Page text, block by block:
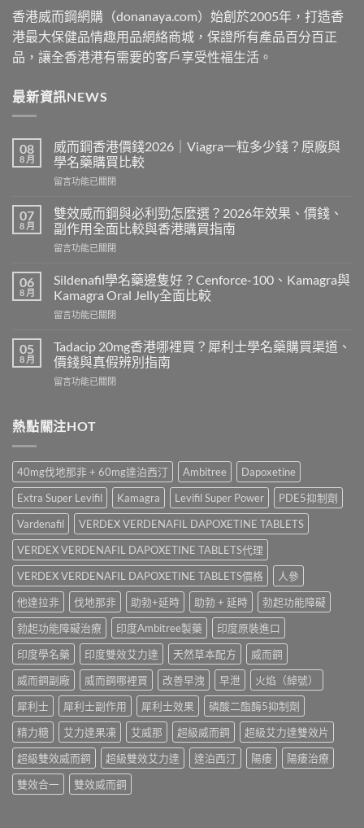
香港威而鋼網購（donanaya.com）始創於2005年，打造香
港最大保健品情趣用品網絡商城，保證所有產品百分百正
品，讓全香港港有需要的客戶享受性福生活。
最新資訊NEWS
08
8 月
威而鋼香港價錢2026｜Viagra一粒多少錢？原廠與
學名藥購買比較
在
而
鋼
香
港
錢
2026
Viagra
粒
多
錢？
與
藥
購
買
比
較〉
中
留言功能已關閉
07
8 月
雙效威而鋼與必利勁怎麼選？2026年效果、價錢、
副作用全面比較與香港購買指南
在
效
而
鋼
必
利
勁
怎
2026
果、
價
錢、
副
作
用
全
面
比
較
與
香
港
購
買
指
南〉
留言功能已關閉
06
8 月
Sildenafil學名藥邊隻好？Cenforce-100、Kamagra與
Kamagra Oral Jelly全面比較
在
學
名
藥
邊
Cenforce-
與
Kamagra
Jelly
全
面
比
較〉
中
留言功能已關閉
05
8 月
Tadacip 20mg香港哪裡買？犀利士學名藥購買渠道、
價錢與真假辨別指南
在
香
港
裡
買？
犀
利
士
學
名
藥
購
買
渠
道、
價
錢
與
真
假
辨
指
南〉
中
留言功能已關閉
熱點關注HOT
40mg伐地那非 + 60mg達泊西汀 Ambitree
Dapoxetine
Extra Super Levifil
Kamagra Levifil Super Power
PDE5抑制劑
Vardenafil
VERDEX VERDENAFIL DAPOXETINE TABLETS
VERDEX VERDENAFIL DAPOXETINE TABLETS代理
VERDEX VERDENAFIL DAPOXETINE TABLETS價格
人參
他達拉非
伐地那非 助勃+延時 助勃 + 延時
勃起功能障礙
勃起功能障礙治療
印度Ambitree製藥
印度原裝進口
印度學名藥
印度雙效艾力達 天然草本配方
威而鋼
威而鋼副廠
威而鋼哪裡買 改善早洩 早泄
火焰（綽號）
犀利士
犀利士副作用 犀利士效果
磷酸二酯酶5抑制劑
精力糖
艾力達果凍 艾威那 超級威而鋼
超級艾力達雙效片
超級雙效威而鋼
超級雙效艾力達 達泊西汀 陽痿
陽痿治療
雙效合一
雙效威而鋼